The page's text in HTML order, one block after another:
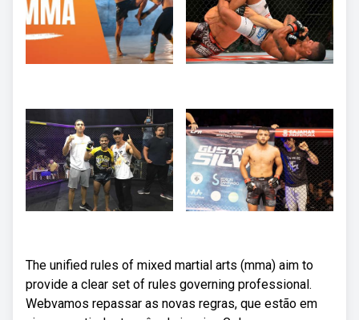
The unified rules of mixed martial arts (mma) aim to
provide a clear set of rules governing professional.
Webvamos repassar as novas regras, que estão em